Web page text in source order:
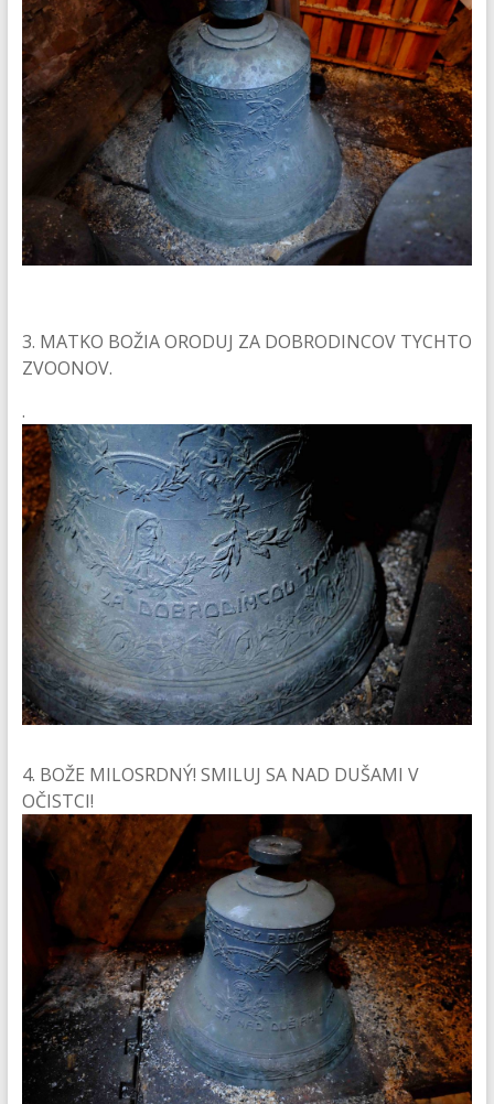
3. MATKO BOŽIA ORODUJ ZA DOBRODINCOV TYCHTO
ZVOONOV.
.
4. BOŽE MILOSRDNÝ! SMILUJ SA NAD DUŠAMI V
OČISTCI!